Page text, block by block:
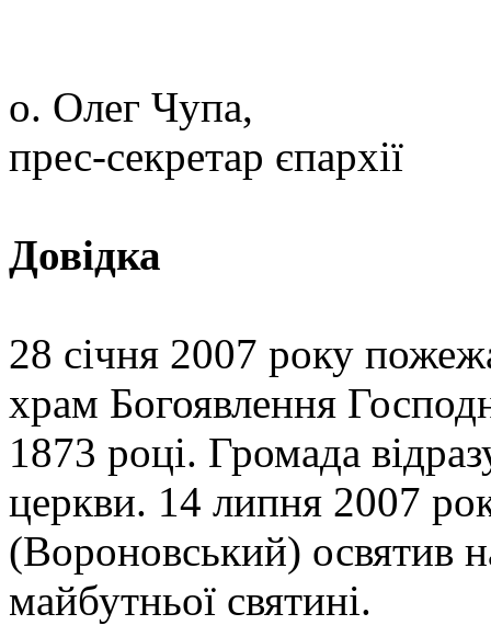
о. Олег Чупа,
прес-секретар єпархії
Довідка
28 січня 2007 року
храм Богоявлення
1873 році. Громада
церкви. 14 липня 2007
(Вороновський) освятив
майбутньої святині.